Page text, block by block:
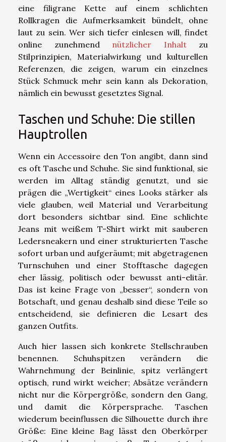
eine filigrane Kette auf einem schlichten
Rollkragen die Aufmerksamkeit bündelt, ohne
laut zu sein. Wer sich tiefer einlesen will, findet
online zunehmend nützlicher Inhaltzu
Stilprinzipien, Materialwirkung und kulturellen
Referenzen, die zeigen, warum ein einzelnes
Stück Schmuck mehr sein kann als Dekoration,
nämlich ein bewusst gesetztes Signal.
Taschen und Schuhe: Die stillen
Hauptrollen
Wenn ein Accessoire den Ton angibt, dann sind
es oft Tasche und Schuhe. Sie sind funktional, sie
werden im Alltag ständig genutzt, und sie
prägen die „Wertigkeit“ eines Looks stärker als
viele glauben, weil Material und Verarbeitung
dort besonders sichtbar sind. Eine schlichte
Jeans mit weißem T-Shirt wirkt mit sauberen
Ledersneakern und einer strukturierten Tasche
sofort urban und aufgeräumt; mit abgetragenen
Turnschuhen und einer Stofftasche dagegen
eher lässig, politisch oder bewusst anti-elitär.
Das ist keine Frage von „besser“, sondern von
Botschaft, und genau deshalb sind diese Teile so
entscheidend, sie definieren die Lesart des
ganzen Outfits.
Auch hier lassen sich konkrete Stellschrauben
benennen. Schuhspitzen verändern die
Wahrnehmung der Beinlinie, spitz verlängert
optisch, rund wirkt weicher; Absätze verändern
nicht nur die Körpergröße, sondern den Gang,
und damit die Körpersprache. Taschen
wiederum beeinflussen die Silhouette durch ihre
Größe: Eine kleine Bag lässt den Oberkörper